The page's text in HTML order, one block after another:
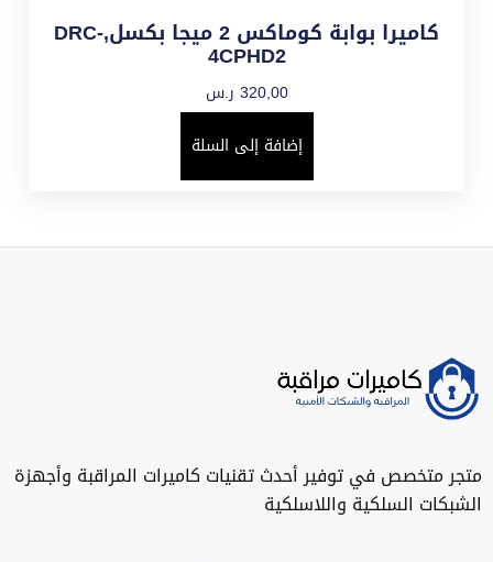
كاميرا بوابة كوماكس 2 ميجا بكسل,DRC-
4CPHD2
320,00 ر.س
إضافة إلى السلة
متجر متخصص في توفير أحدث تقنيات كاميرات المراقبة وأجهزة
الشبكات السلكية واللاسلكية